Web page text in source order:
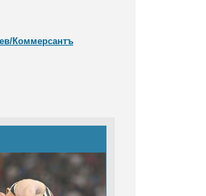
Коммерсантъ